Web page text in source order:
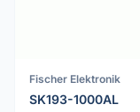
Fischer Elektronik
SK193-1000AL